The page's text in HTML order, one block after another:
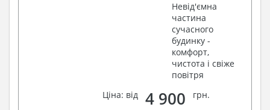
Невід'ємна
частина
сучасного
будинку -
комфорт,
чистота і свіже
повітря
Ціна: від
4 900 грн.